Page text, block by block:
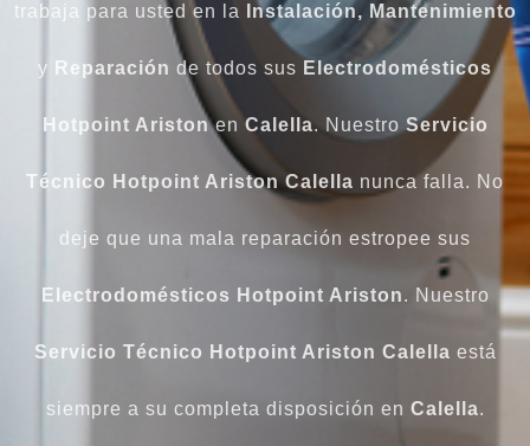
trabaja para usted en la Instalación, Mantenimiento
y Reparación de todos sus Electrodomésticos
Hotpoint Aristonen Calella. Nuestro Servicio
Técnico Hotpoint Ariston Calella nunca falla. No
deje que una mala reparación estropee sus
Electrodomésticos Hotpoint Ariston. Nuestro
Servicio Técnico Hotpoint Ariston Calella está
siempre a su completa disposición en Calella.